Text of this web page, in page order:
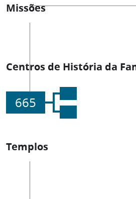
Missões
Centros de História da
665
Templos